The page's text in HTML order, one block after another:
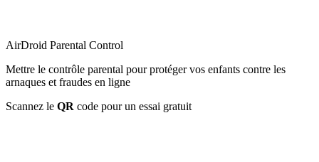
AirDroid Parental Control
Mettre le contrôle parental pour protéger vos enfants contre les
arnaques et fraudes en ligne
Scannez le QR code pour un essai gratuit